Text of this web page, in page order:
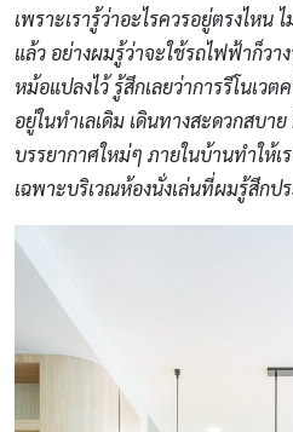
เพราะเรารู้ว่าอะไรควรอยู่ตรงไหน
แล้ว อย่างผมรู้ว่าจะใช้รถไฟฟ้าก็วา
หม้อแปลงไว้ รู้สึกเลยว่าการรีโนเว
อยู่ในทำเลเดิม เดินทางสะดวกสบ
บรรยากาศใหม่ๆ ภายในบ้านทำให้เ
เฉพาะบริเวณห้องนั่งเล่นที่ผมรู้สึกป